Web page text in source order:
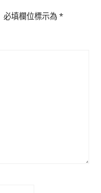
必填欄位標示為*